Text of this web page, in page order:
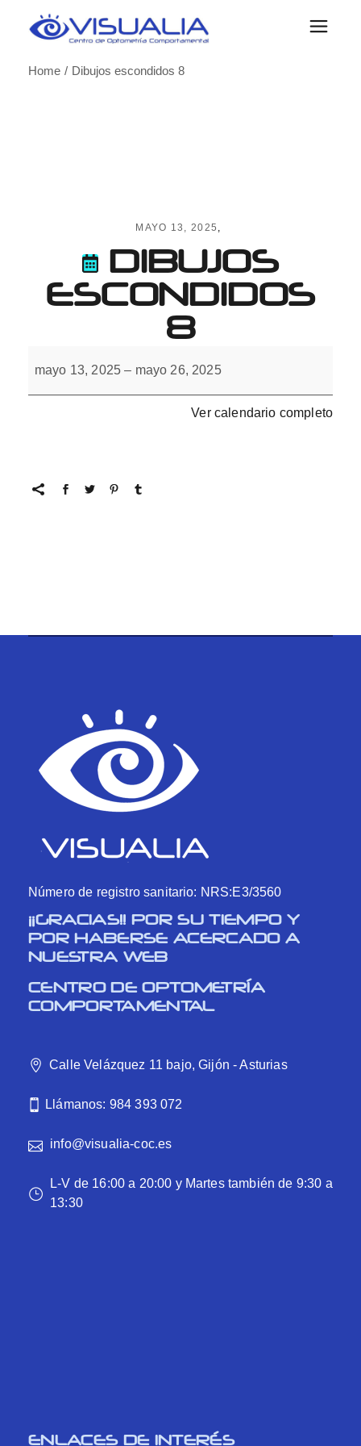
Home
Dibujos escondidos 8
MAYO 13, 2025
DIBUJOS
ESCONDIDOS
8
escondidos
mayo 13, 2025 – mayo 26, 2025
Ver calendario completo
Número de registro sanitario: NRS:E3/3560
¡¡GRACIAS!! POR SU TIEMPO Y
POR HABERSE ACERCADO A
NUESTRA WEB
CENTRO DE OPTOMETRÍA
COMPORTAMENTAL
Calle Velázquez 11 bajo, Gijón - Asturias
Llámanos: 984 393 072
info@visualia-coc.es
L-V de 16:00 a 20:00 y Martes también de 9:30 a
13:30
ENLACES DE INTERÉS